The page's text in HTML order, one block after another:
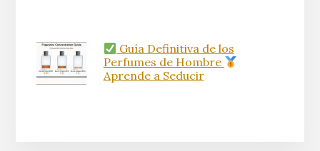
Guía Definitiva de los
Perfumes de Hombre
Aprende a Seducir